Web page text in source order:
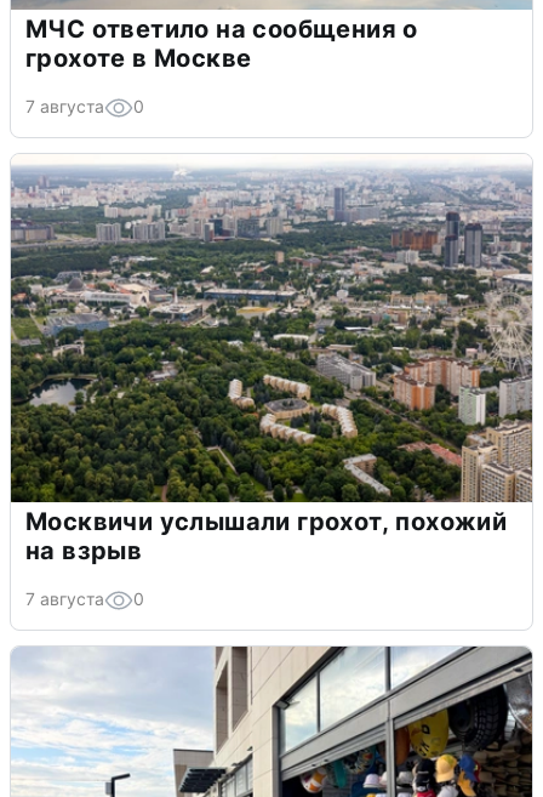
МЧС ответило на сообщения о
грохоте в Москве
7 августа 0
Москвичи услышали грохот, похожий
на взрыв
7 августа 0